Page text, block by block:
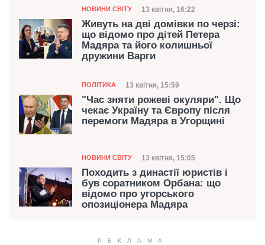
Категорія
НОВИНИ СВІТУ Дата публікації
13 квітня, 16:22
Живуть на дві домівки по черзі:
що відомо про дітей Петера
Мадяра та його колишньої
дружини Варги
Категорія
ПОЛІТИКА Дата публікації
13 квітня, 15:59
"Час зняти рожеві окуляри". Що
чекає Україну та Європу після
перемоги Мадяра в Угорщині
Категорія
НОВИНИ СВІТУ Дата публікації
13 квітня, 15:05
Походить з династії юристів і
був соратником Орбана: що
відомо про угорського
опозиціонера Мадяра